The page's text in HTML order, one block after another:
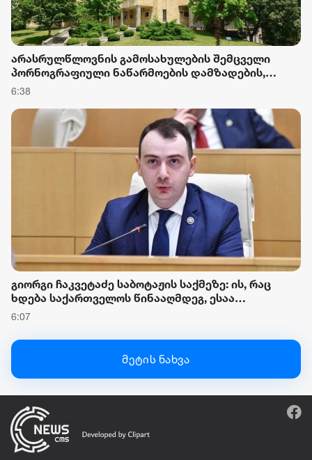
არასრულწლოვნის გამოსახულების შემცველი
პორნოგრაფიული ნაწარმოების დამზადების,
შენახვის და გავრცელების ფაქტებზე ერთ პირს
6:38
გიორგი ჩაკვეტაძე საბოტაჟის საქმეზე: ის, რაც
ხდება საქართველოს წინააღმდეგ, ესაა
ორკესტრირებული შეტევა ჩვენს სუვერენიტეტზე,
რომელიც საქართველოს აქვს წლებია
6:07
მეტის ნახვა